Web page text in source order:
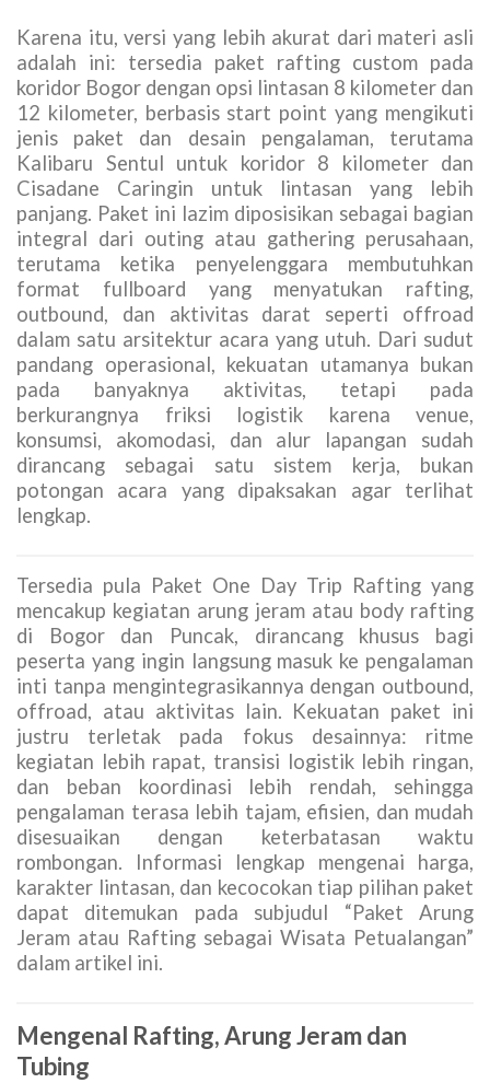
Karena itu, versi yang lebih akurat dari materi asli
adalah ini: tersedia paket rafting custom pada
koridor Bogor dengan opsi lintasan 8 kilometer dan
12 kilometer, berbasis start point yang mengikuti
jenis paket dan desain pengalaman, terutama
Kalibaru Sentul untuk koridor 8 kilometer dan
Cisadane Caringin untuk lintasan yang lebih
panjang. Paket ini lazim diposisikan sebagai bagian
integral dari outing atau gathering perusahaan,
terutama ketika penyelenggara membutuhkan
format fullboard yang menyatukan rafting,
outbound, dan aktivitas darat seperti offroad
dalam satu arsitektur acara yang utuh. Dari sudut
pandang operasional, kekuatan utamanya bukan
pada banyaknya aktivitas, tetapi pada
berkurangnya friksi logistik karena venue,
konsumsi, akomodasi, dan alur lapangan sudah
dirancang sebagai satu sistem kerja, bukan
potongan acara yang dipaksakan agar terlihat
lengkap.
Tersedia pula Paket One Day Trip Rafting yang
mencakup kegiatan arung jeram atau body rafting
di Bogor dan Puncak, dirancang khusus bagi
peserta yang ingin langsung masuk ke pengalaman
inti tanpa mengintegrasikannya dengan outbound,
offroad, atau aktivitas lain. Kekuatan paket ini
justru terletak pada fokus desainnya: ritme
kegiatan lebih rapat, transisi logistik lebih ringan,
dan beban koordinasi lebih rendah, sehingga
pengalaman terasa lebih tajam, efisien, dan mudah
disesuaikan dengan keterbatasan waktu
rombongan. Informasi lengkap mengenai harga,
karakter lintasan, dan kecocokan tiap pilihan paket
dapat ditemukan pada subjudul “Paket Arung
Jeram atau Rafting sebagai Wisata Petualangan”
dalam artikel ini.
Mengenal Rafting, Arung Jeram dan
Tubing